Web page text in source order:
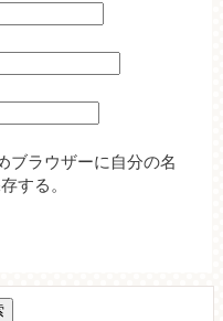
ブラウザーに自分の名
する。